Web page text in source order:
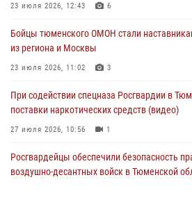
условиях в Тюменской области (видео)
04 августа 2026, 06:28
23 июля 2026, 12:43 6
Бойцы тюменского ОМОН стали
из региона и Москвы
23 июля 2026, 11:02 3
При содействии спецназа Росгвардии в
поставки наркотических средств (видео)
27 июля 2026, 10:56 1
Росгвардейцы обеспечили безопасность
воздушно-десантных войск в Тюменской